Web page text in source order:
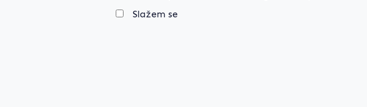
Slažem se